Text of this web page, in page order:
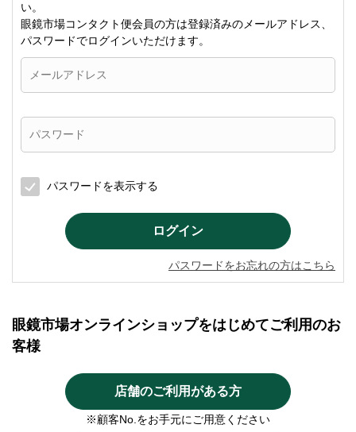
い。
眼鏡市場コンタクト便会員の方は登録済みのメールアドレス、
パスワードでログインいただけます。
パスワードを表示する
パスワードをお忘れの方はこちら
眼鏡市場オンラインショップをはじめてご利用のお
客様
店舗のご利用がある方
※顧客No.をお手元にご用意ください